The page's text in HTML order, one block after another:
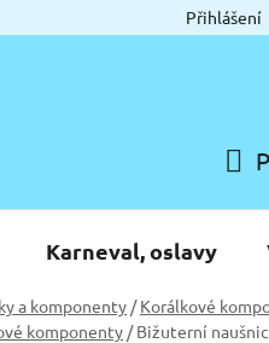
Přihlášení
Karneval, oslavy
a komponenty / Korálkové
komponenty / Bižuterní